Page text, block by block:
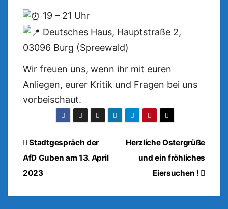
19 – 21 Uhr
Deutsches Haus, Hauptstraße 2,
03096 Burg (Spreewald)
Wir freuen uns, wenn ihr mit euren
Anliegen, eurer Kritik und Fragen bei uns
vorbeischaut.
BeitragsnavigationHerzliche Ostergrüße
und ein fröhliches
Eiersuchen !
Stadtgespräch der
AfD Guben am 13. April
2023